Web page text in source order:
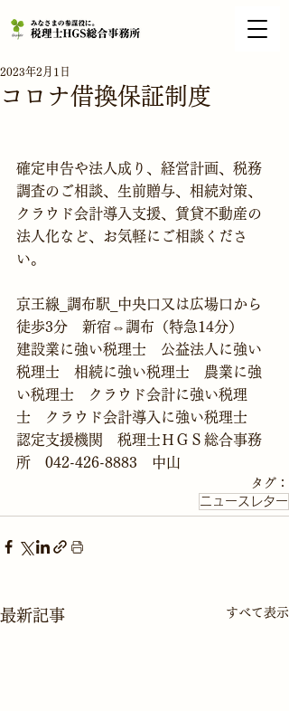
コロナ借換保証制度
2023年2月1日
確定申告や法人成り、経営計画、税務
調査のご相談、生前贈与、相続対策、
クラウド会計導入支援、賃貸不動産の
法人化など、お気軽にご相談くださ
い。
京王線_調布駅_中央口又は広場口から
徒歩3分　新宿⇔調布（特急14分）
建設業に強い税理士　公益法人に強い
税理士　相続に強い税理士　農業に強
い税理士　クラウド会計に強い税理
士　クラウド会計導入に強い税理士
認定支援機関　税理士ＨＧＳ総合事務
所　042-426-8883　中山
タグ：
ニュースレター
最新記事 すべて表示